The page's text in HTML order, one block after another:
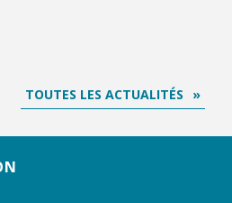
TOUTES LES ACTUALITÉS